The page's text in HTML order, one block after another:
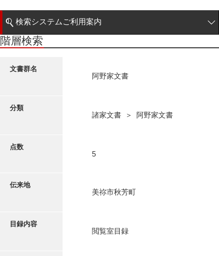
諸家文書
荒瀬家文書（防府市）
階層検索
近代刊行写真帳類
検索システムご利用案内
検索システムの利用について
更新履歴
階層検索
文書群名
阿野家文書
分類
諸家文書 ＞ 阿野家文書
点数
5
伝来地
美祢市秋芳町
目録内容
閲覧室目録